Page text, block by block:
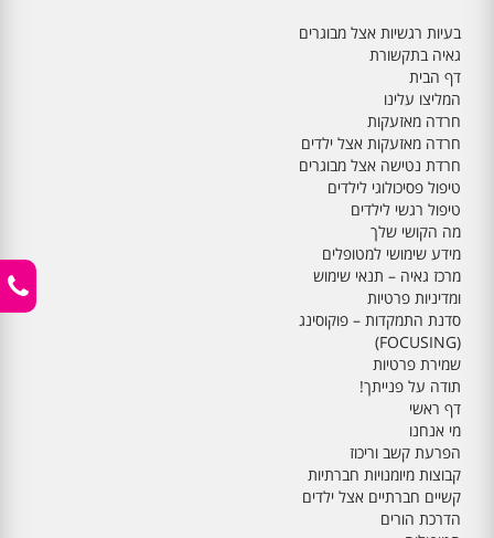
בעיות רגשיות אצל מבוגרים
גאיה בתקשורת
דף הבית
המליצו עלינו
חרדה מאזעקות
חרדה מאזעקות אצל ילדים
חרדת נטישה אצל מבוגרים
טיפול פסיכולוגי לילדים
טיפול רגשי לילדים
מה הקושי שלך
מידע שימושי למטופלים
מרכז גאיה – תנאי שימוש
ומדיניות פרטיות
סדנת התמקדות – פוקוסינג
(FOCUSING)
שמירת פרטיות
תודה על פנייתך!
דף ראשי
מי אנחנו
הפרעת קשב וריכוז
קבוצות מיומנויות חברתיות
קשיים חברתיים אצל ילדים
הדרכת הורים